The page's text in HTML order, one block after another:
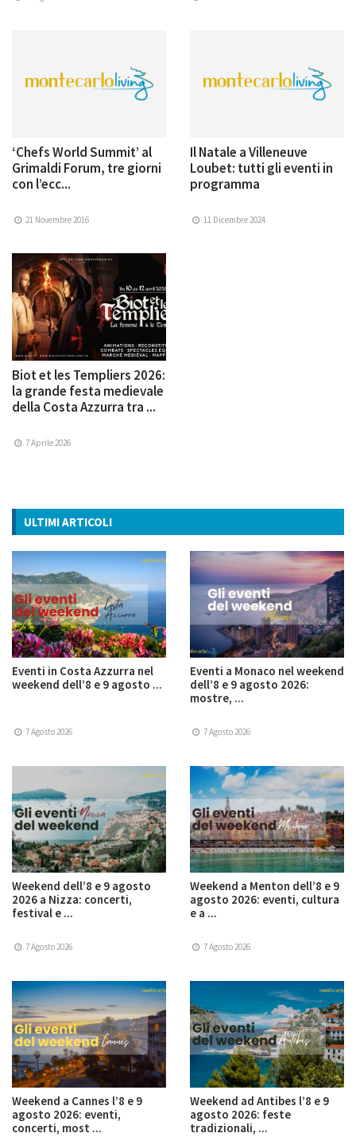
‘Chefs World Summit’ al
Grimaldi Forum, tre giorni
con l’ecc...
21 Novembre 2016
Il Natale a Villeneuve
Loubet: tutti gli eventi in
programma
11 Dicembre 2024
Biot et les Templiers 2026:
la grande festa medievale
della Costa Azzurra tra ...
7 Aprile 2026
ULTIMI ARTICOLI
Eventi in Costa Azzurra nel
weekend dell’8 e 9 agosto ...
7 Agosto 2026
Eventi a Monaco nel weekend
dell’8 e 9 agosto 2026:
mostre, ...
7 Agosto 2026
Weekend dell’8 e 9 agosto
2026 a Nizza: concerti,
festival e ...
7 Agosto 2026
Weekend a Menton dell’8 e 9
agosto 2026: eventi, cultura
e a ...
7 Agosto 2026
Weekend a Cannes l’8 e 9
agosto 2026: eventi,
concerti, most ...
Weekend ad Antibes l’8 e 9
agosto 2026: feste
tradizionali, ...